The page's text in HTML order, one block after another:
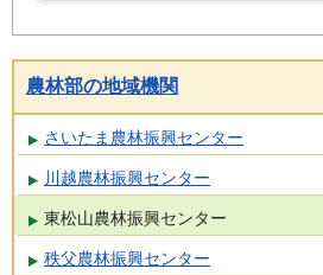
農林部の地域機関
さいたま農林振興センター
川越農林振興センター
東松山農林振興センター
秩父農林振興センター